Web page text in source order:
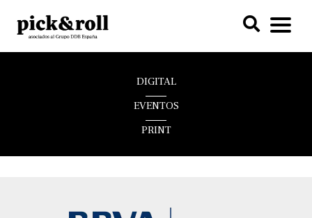
DIGITAL
EVENTOS
PRINT